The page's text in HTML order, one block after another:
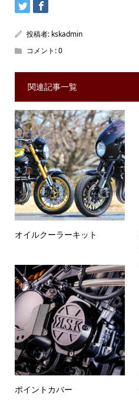
投稿者: kskadmin
コメント:0
関連記事一覧
オイルクーラーキット
ポイントカバー